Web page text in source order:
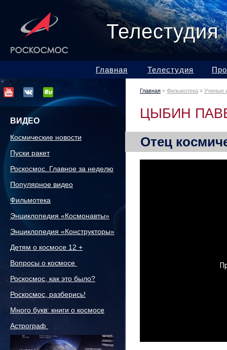
Главная Телестудия
ВИДЕО
Космические новости
Пуски ракет
Роскосмос. Главное за неделю
Популярное видео
Фильмотека
Энциклопедия «Космонавты»
Энциклопедия «Конструкторы»
Детям о космосе 12 +
Вопросы о космосе
Роскосмос, как это было?
Роскосмос, разберись!
Много букв: книги о космосе
Астрограф
Главная » Фильмотека » Ученые
ЦЫБИН
Отец